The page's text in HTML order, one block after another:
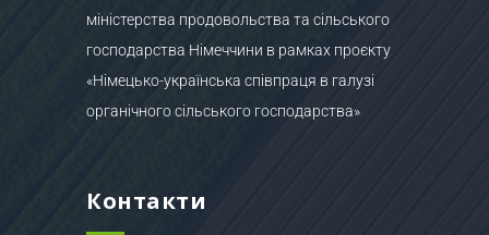
міністерства продовольства та сільського
господарства Німеччини в рамках проєкту
«Німецько-українська співпраця в галузі
органічного сільського господарства»
Контакти